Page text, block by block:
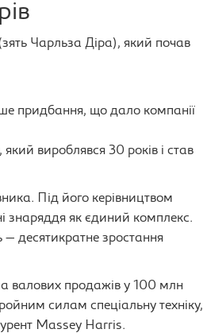
Чарльза Діра), який почав
придбання, що дало компанії
вироблявся 30 років і став
Під його керівництвом
знаряддя як єдиний комплекс.
десятикратне зростання
валових продажів у 100 млн
силам спеціальну техніку,
Massey Harris.